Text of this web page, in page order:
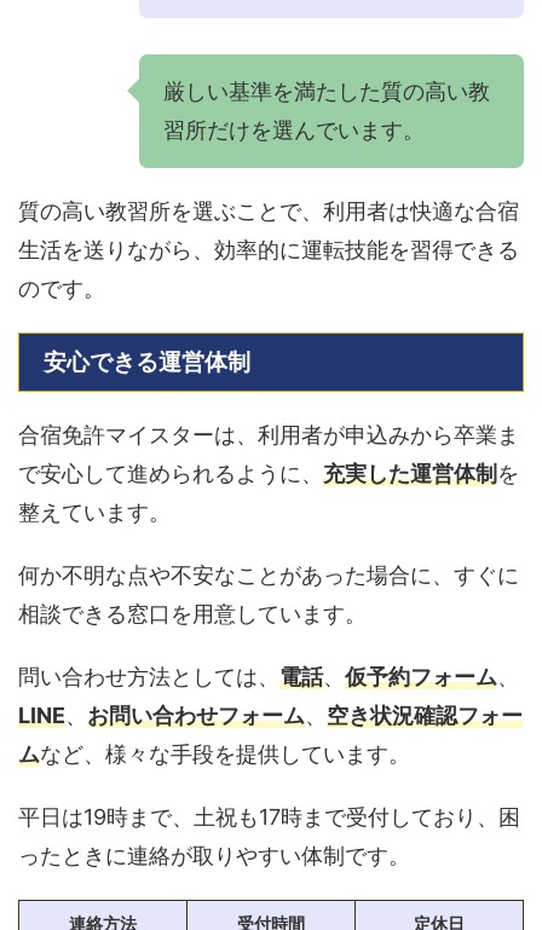
厳しい基準を満たした質の高い教
習所だけを選んでいます。
質の高い教習所を選ぶことで、利用者は快適な合宿
生活を送りながら、効率的に運転技能を習得できる
のです。
安心できる運営体制
合宿免許マイスターは、利用者が申込みから卒業ま
で安心して進められるように、 充実した運営体制を
整えています。
何か不明な点や不安なことがあった場合に、すぐに
相談できる窓口を用意しています。
問い合わせ方法としては、 電話、 仮予約フォーム、
LINE、 お問い合わせフォーム、 空き状況確認フォー
ムなど、様々な手段を提供しています。
平日は19時まで、土祝も17時まで受付しており、困
ったときに連絡が取りやすい体制です。
連絡方法 受付時間 定休日